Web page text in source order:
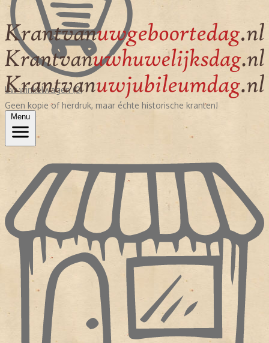
Uw winkelwagen (0)
Geen kopie of herdruk, maar échte historische kranten!
Menu